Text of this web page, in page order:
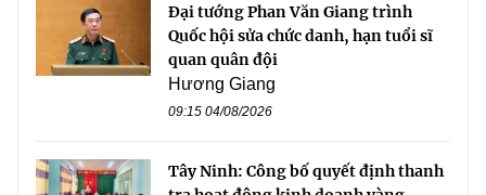
Đại tướng Phan Văn Giang trình
Quốc hội sửa chức danh, hạn tuổi sĩ
quan quân đội
Hương Giang
09:15 04/08/2026
Tây Ninh: Công bố quyết định thanh